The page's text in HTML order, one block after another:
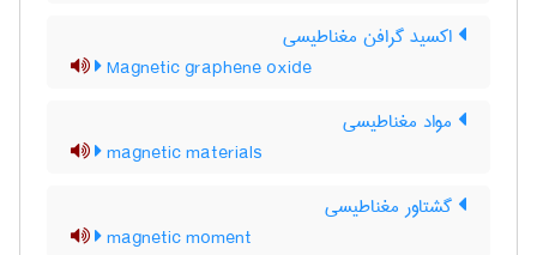
اکسید گرافن مغناطیسی
Magnetic graphene oxide
مواد مغناطیسی
magnetic materials
گشتاور مغناطیسی
magnetic moment